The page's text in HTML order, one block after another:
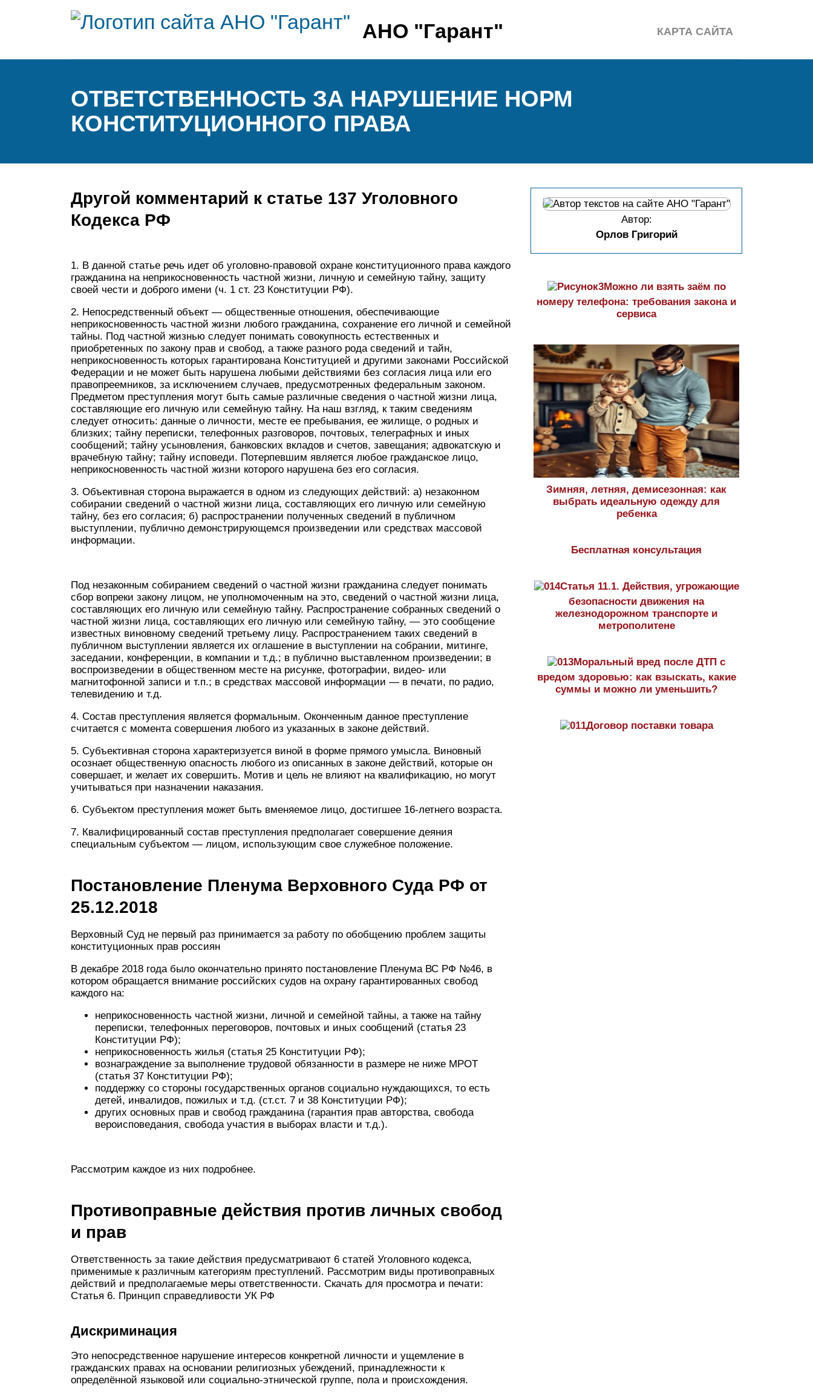
АНО "Гарант" КАРТА САЙТА
ОТВЕТСТВЕННОСТЬ ЗА НАРУШЕНИЕ НОРМ
КОНСТИТУЦИОННОГО ПРАВА
Другой комментарий к статье 137 Уголовного
Кодекса РФ
1. В данной статье речь идет об уголовно-правовой охране конституционного права каждого
гражданина на неприкосновенность частной жизни, личную и семейную тайну, защиту
своей чести и доброго имени (ч. 1 ст. 23 Конституции РФ).
2. Непосредственный объект — общественные отношения, обеспечивающие
неприкосновенность частной жизни любого гражданина, сохранение его личной и семейной
тайны. Под частной жизнью следует понимать совокупность естественных и
приобретенных по закону прав и свобод, а также разного рода сведений и тайн,
неприкосновенность которых гарантирована Конституцией и другими законами Российской
Федерации и не может быть нарушена любыми действиями без согласия лица или его
правопреемников, за исключением случаев, предусмотренных федеральным законом.
Предметом преступления могут быть самые различные сведения о частной жизни лица,
составляющие его личную или семейную тайну. На наш взгляд, к таким сведениям
следует относить: данные о личности, месте ее пребывания, ее жилище, о родных и
близких; тайну переписки, телефонных разговоров, почтовых, телеграфных и иных
сообщений; тайну усыновления, банковских вкладов и счетов, завещания; адвокатскую и
врачебную тайну; тайну исповеди. Потерпевшим является любое гражданское лицо,
неприкосновенность частной жизни которого нарушена без его согласия.
3. Объективная сторона выражается в одном из следующих действий: а) незаконном
собирании сведений о частной жизни лица, составляющих его личную или семейную
тайну, без его согласия; б) распространении полученных сведений в публичном
выступлении, публично демонстрирующемся произведении или средствах массовой
информации.
Под незаконным собиранием сведений о частной жизни гражданина следует понимать
сбор вопреки закону лицом, не уполномоченным на это, сведений о частной жизни лица,
составляющих его личную или семейную тайну. Распространение собранных сведений о
частной жизни лица, составляющих его личную или семейную тайну, — это сообщение
известных виновному сведений третьему лицу. Распространением таких сведений в
публичном выступлении является их оглашение в выступлении на собрании, митинге,
заседании, конференции, в компании и т.д.; в публично выставленном произведении; в
воспроизведении в общественном месте на рисунке, фотографии, видео- или
магнитофонной записи и т.п.; в средствах массовой информации — в печати, по радио,
телевидению и т.д.
4. Состав преступления является формальным. Оконченным данное преступление
считается с момента совершения любого из указанных в законе действий.
5. Субъективная сторона характеризуется виной в форме прямого умысла. Виновный
осознает общественную опасность любого из описанных в законе действий, которые он
совершает, и желает их совершить. Мотив и цель не влияют на квалификацию, но могут
учитываться при назначении наказания.
6. Субъектом преступления может быть вменяемое лицо, достигшее 16-летнего возраста.
7. Квалифицированный состав преступления предполагает совершение деяния
специальным субъектом — лицом, использующим свое служебное положение.
Постановление Пленума Верховного Суда РФ от
25.12.2018
Верховный Суд не первый раз принимается за работу по обобщению проблем защиты
конституционных прав россиян
В декабре 2018 года было окончательно принято постановление Пленума ВС РФ №46, в
котором обращается внимание российских судов на охрану гарантированных свобод
каждого на:
неприкосновенность частной жизни, личной и семейной тайны, а также на тайну
переписки, телефонных переговоров, почтовых и иных сообщений (статья 23
Конституции РФ);
неприкосновенность жилья (статья 25 Конституции РФ);
вознаграждение за выполнение трудовой обязанности в размере не ниже МРОТ
(статья 37 Конституции РФ);
поддержку со стороны государственных органов социально нуждающихся, то есть
детей, инвалидов, пожилых и т.д. (ст.ст. 7 и 38 Конституции РФ);
других основных прав и свобод гражданина (гарантия прав авторства, свобода
вероисповедания, свобода участия в выборах власти и т.д.).
Рассмотрим каждое из них подробнее.
Противоправные действия против личных свобод
и прав
Ответственность за такие действия предусматривают 6 статей Уголовного кодекса,
применимые к различным категориям преступлений. Рассмотрим виды противоправных
действий и предполагаемые меры ответственности. Скачать для просмотра и печати:
Статья 6. Принцип справедливости УК РФ
Дискриминация
Это непосредственное нарушение интересов конкретной личности и ущемление в
гражданских правах на основании религиозных убеждений, принадлежности к
определённой языковой или социально-этнической группе, пола и происхождения.
Автор:
Орлов Григорий
Можно ли взять заём по
номеру телефона: требования закона и
сервиса
Зимняя, летняя, демисезонная: как
выбрать идеальную одежду для
ребенка
Бесплатная консультация
Статья 11.1. Действия, угрожающие
безопасности движения на
железнодорожном транспорте и
метрополитене
Моральный вред после ДТП с
вредом здоровью: как взыскать, какие
суммы и можно ли уменьшить?
Договор поставки товара